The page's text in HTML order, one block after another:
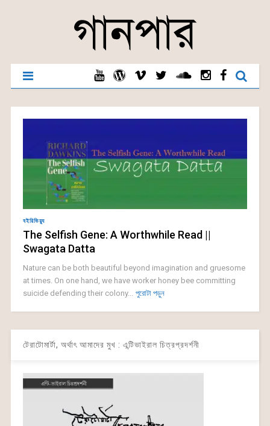
বইরিভিয়্যু
The Selfish Gene: A Worthwhile Read ||
Swagata Datta
Nature can be both beautiful beyond imagination and gruesome
at times. On one hand, we have worker honey bee committing
suicide defending their colony... পুরোটা পড়ুন
টেরাটোমার্টা, অর্থাৎ আমাদের মুখ : এন্টিভাইরাল চিত্রপ্রদর্শনী